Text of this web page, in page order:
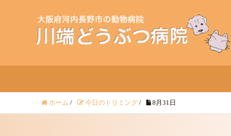
ホーム / 今日のトリミング / 8月31日